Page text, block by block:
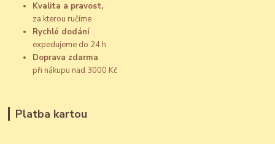
Kvalita a pravost,
za kterou ručíme
Rychlé dodání
expedujeme do 24 h
Doprava zdarma
při nákupu nad 3000 Kč
Platba kartou